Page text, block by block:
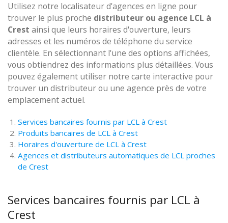
Utilisez notre localisateur d'agences en ligne pour
trouver le plus proche distributeur ou agence LCL à
Crest ainsi que leurs horaires d'ouverture, leurs
adresses et les numéros de téléphone du service
clientèle. En sélectionnant l'une des options affichées,
vous obtiendrez des informations plus détaillées. Vous
pouvez également utiliser notre carte interactive pour
trouver un distributeur ou une agence près de votre
emplacement actuel.
Services bancaires fournis par LCL à Crest
Produits bancaires de LCL à Crest
Horaires d'ouverture de LCL à Crest
Agences et distributeurs automatiques de LCL proches
de Crest
Services bancaires fournis par LCL à
Crest